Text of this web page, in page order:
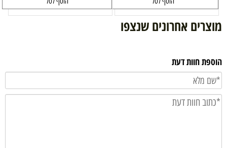
מוצרים אחרונים שנצפו
הוספת חוות דעת